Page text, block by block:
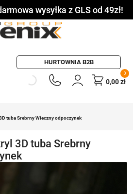
wysyłka z GLS od 49zł!
HURTOWNIA B2B
0
0,00zł
tuba Srebrny Wieczny odpoczynek
3D tuba Srebrny